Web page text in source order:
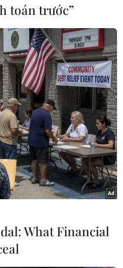
Governator
toán trước”
What Financial